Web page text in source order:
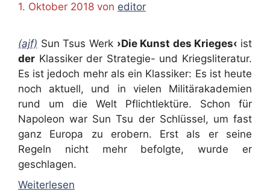
1. Oktober 2018 von editor
(ajf) Sun Tsus Werk ›Die Kunst des Krieges‹ ist
der Klassiker der Strategie- und Kriegsliteratur.
Es ist jedoch mehr als ein Klassiker: Es ist heute
noch aktuell, und in vielen Militärakademien
rund um die Welt Pflichtlektüre. Schon für
Napoleon war Sun Tsu der Schlüssel, um fast
ganz Europa zu erobern. Erst als er seine
Regeln nicht mehr befolgte, wurde er
geschlagen.
Weiterlesen